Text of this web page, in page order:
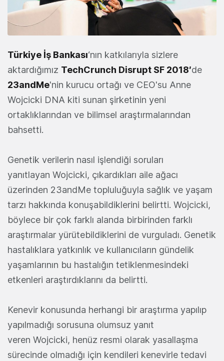
Türkiye İş Bankası‘nın katkılarıyla sizlere
aktardığımız TechCrunch Disrupt SF 2018′de
23andMe'nin kurucu ortağı ve CEO'su Anne
Wojcicki DNA kiti sunan şirketinin yeni
ortaklıklarından ve bilimsel araştırmalarından
bahsetti.
Genetik verilerin nasıl işlendiği soruları
yanıtlayan Wojcicki, çıkardıkları aile ağacı
üzerinden 23andMe topluluğuyla sağlık ve yaşam
tarzı hakkında konuşabildiklerini belirtti. Wojcicki,
böylece bir çok farklı alanda birbirinden farklı
araştırmalar yürütebildiklerini de vurguladı. Genetik
hastalıklara yatkınlık ve kullanıcıların gündelik
yaşamlarının bu hastalığın tetiklenmesindeki
etkenleri araştırdıklarını da belirtti.
Kenevir konusunda herhangi bir araştırma yapılıp
yapılmadığı sorusuna olumsuz yanıt
veren Wojcicki, henüz resmi olarak yasallaşma
sürecinde olmadığı için kendileri kenevirle tedavi